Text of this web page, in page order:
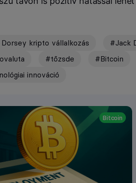
kripto vállalkozás #Jack
#tőzsde #Bitcoin
innováció
Bitcoin